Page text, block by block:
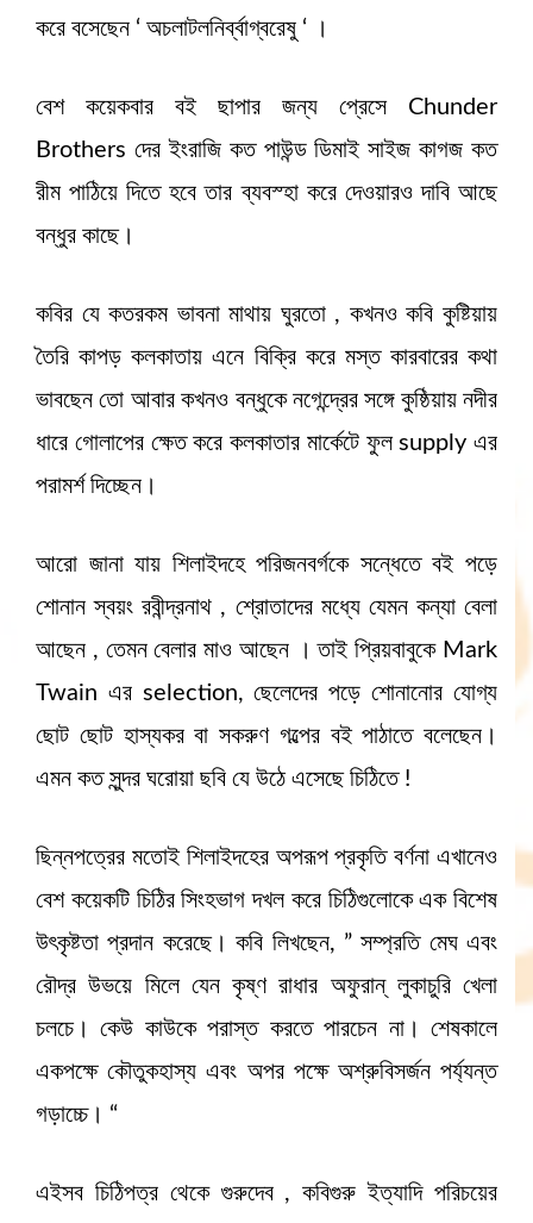
করে বসেছেন ‘ অচলাটলনির্ব্বাগ্বরেষু ‘ ।
বেশ কয়েকবার বই ছাপার জন্য প্রেসে Chunder
Brothers দের ইংরাজি কত পাউন্ড ডিমাই সাইজ কাগজ কত
রীম পাঠিয়ে দিতে হবে তার ব্যবস্হা করে দেওয়ারও দাবি আছে
বন্ধুর কাছে।
কবির যে কতরকম ভাবনা মাথায় ঘুরতো , কখনও কবি কুষ্টিয়ায়
তৈরি কাপড় কলকাতায় এনে বিক্রি করে মস্ত কারবারের কথা
ভাবছেন তো আবার কখনও বন্ধুকে নগেন্দ্রের সঙ্গে কুষ্ঠিয়ায় নদীর
ধারে গোলাপের ক্ষেত করে কলকাতার মার্কেটে ফুল supply এর
পরামর্শ দিচ্ছেন।
আরো জানা যায় শিলাইদহে পরিজনবর্গকে সন্ধেতে বই পড়ে
শোনান স্বয়ং রবীন্দ্রনাথ , শ্রোতাদের মধ্যে যেমন কন্যা বেলা
আছেন , তেমন বেলার মাও আছেন । তাই প্রিয়বাবুকে Mark
Twain এর selection, ছেলেদের পড়ে শোনানোর যোগ্য
ছোট ছোট হাস্যকর বা সকরুণ গল্পের বই পাঠাতে বলেছেন।
এমন কত সুন্দর ঘরোয়া ছবি যে উঠে এসেছে চিঠিতে !
ছিন্নপত্রের মতোই শিলাইদহের অপরূপ প্রকৃতি বর্ণনা এখানেও
বেশ কয়েকটি চিঠির সিংহভাগ দখল করে চিঠিগুলোকে এক বিশেষ
উৎকৃষ্টতা প্রদান করেছে। কবি লিখছেন, ” সম্প্রতি মেঘ এবং
রৌদ্র উভয়ে মিলে যেন কৃষ্ণ রাধার অফুরান্ লুকাচুরি খেলা
চলচে। কেউ কাউকে পরাস্ত করতে পারচেন না। শেষকালে
একপক্ষে কৌতুকহাস্য এবং অপর পক্ষে অশ্রুবিসর্জন পর্য্যন্ত
গড়াচ্চে। “
এইসব চিঠিপত্র থেকে গুরুদেব , কবিগুরু ইত্যাদি পরিচয়ের